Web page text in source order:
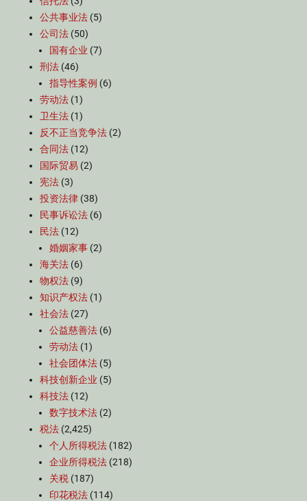
公共事业法 (5)
公司法 (50)
国有企业 (7)
刑法 (46)
指导性案例 (6)
劳动法 (1)
卫生法 (1)
反不正当竞争法 (2)
合同法 (12)
国际贸易 (2)
宪法 (3)
投资法律 (38)
民事诉讼法 (6)
民法 (12)
婚姻家事 (2)
海关法 (6)
物权法 (9)
知识产权法 (1)
社会法 (27)
公益慈善法 (6)
劳动法 (1)
社会团体法 (5)
科技创新企业 (5)
科技法 (12)
数字技术法 (2)
税法 (2,425)
个人所得税法 (182)
企业所得税法 (218)
关税 (187)
印花税法 (114)